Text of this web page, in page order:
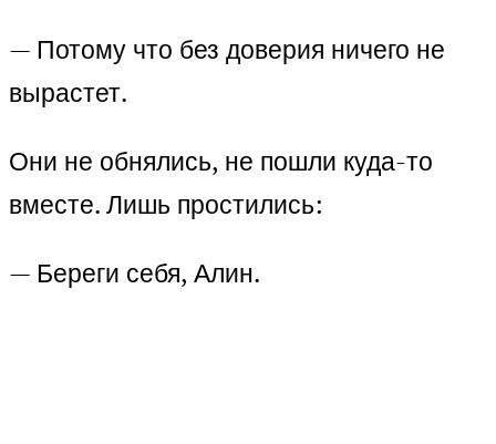
— Потому что без доверия ничего не
вырастет.
Они не обнялись, не пошли куда-то
вместе. Лишь простились:
— Береги себя, Алин.